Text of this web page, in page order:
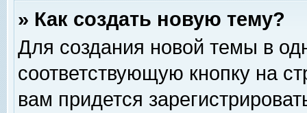
» Как создать новую тему?
Для создания новой темы в
соответствующую кнопку на
вам придется